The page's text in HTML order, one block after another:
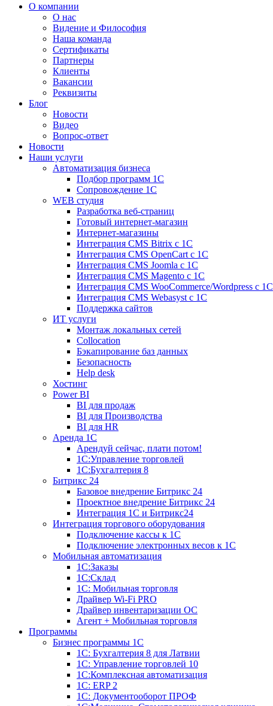
О компании
О нас
Видение и Философия
Наша команда
Сертификаты
Партнеры
Клиенты
Вакансии
Реквизиты
Блог
Новости
Видео
Вопрос-ответ
Новости
Наши услуги
Автоматизация бизнеса
Подбор программ 1С
Сопровождение 1С
WEB студия
Разработка веб-страниц
Готовый интернет-магазин
Интернет-магазины
Интеграция CMS Bitrix с 1С
Интеграция CMS OpenCart с 1С
Интеграция CMS Joomla с 1С
Интеграция CMS Magento с 1С
Интеграция CMS WooCommerce/Wordpress с 1С
Интеграция CMS Webasyst с 1С
Поддержка сайтов
ИТ услуги
Монтаж локальных сетей
Collocation
Бэкапирование баз данных
Безопасность
Help desk
Хостинг
Power BI
BI для продаж
BI для Производства
BI для HR
Аренда 1C
Арендуй сейчас, плати потом!
1С:Управление торговлей
1С:Бухгалтерия 8
Битрикс 24
Базовое внедрение Битрикс 24
Проектное внедрение Битрикс 24
Интеграция 1С и Битрикс24
Интеграция торгового оборудования
Подключение кассы к 1С
Подключение электронных весов к 1С
Мобильная автоматизация
1С:Заказы
1С:Склад
1С: Мобильная торговля
Драйвер Wi-Fi PRO
Драйвер инвентаризации ОС
Агент + Мобильная торговля
Программы
Бизнес программы 1С
1С: Бухгалтерия 8 для Латвии
1С: Управление торговлей 10
1C:Комплексная автоматизация
1С: ERP 2
1С: Документооборот ПРОФ